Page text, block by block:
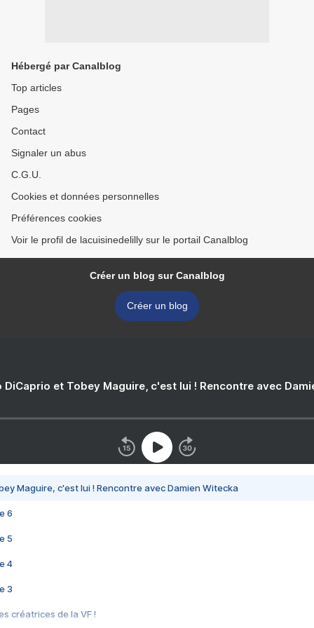
Hébergé par Canalblog
Top articles
Pages
Contact
Signaler un abus
C.G.U.
Cookies et données personnelles
Préférences cookies
Voir le profil de lacuisinedelilly sur le portail Canalblog
Créer un blog sur Canalblog
Créer un blog
DiCaprio et Tobey Maguire, c'est lui ! Rencontre avec
Maguire, c'est lui ! Rencontre avec Damien Witecka
6
5
4
3
créatrices de la VF !